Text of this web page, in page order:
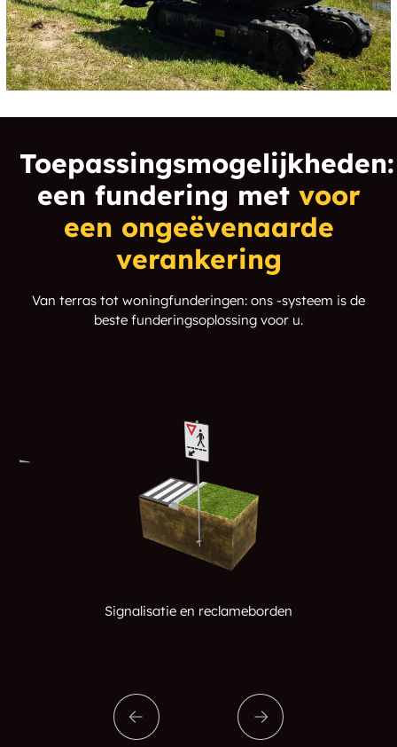
Colonie Columbiaville
Comstock Conesville
Continental Village Cooksburg
Copake Copake Falls
Copake Lake Corinth
Cornwall Cornwall On Hudson
Cranberry Creek Crandall Corners
Craryville
Crescent Crompound
Croton Heights Croton On Hudson
Crown Heights
Toepassingsmogelijkheden:
een fundering met voor
een ongeëvenaarde
verankering
Van terras tot woningfunderingen: ons -systeem is de
beste funderingsoplossing voor u.
Signalisatie en reclameborden